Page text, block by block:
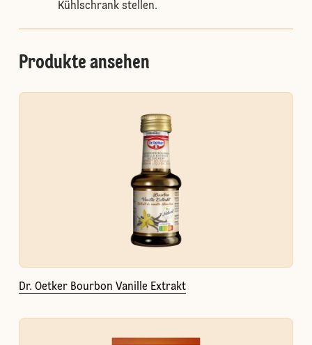
Kühlschrank stellen.
Produkte ansehen
Dr. Oetker Bourbon Vanille Extrakt